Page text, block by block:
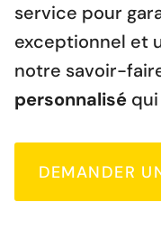
service pour
exceptionnel et
notre savoir-
personnalisé
DEMANDER